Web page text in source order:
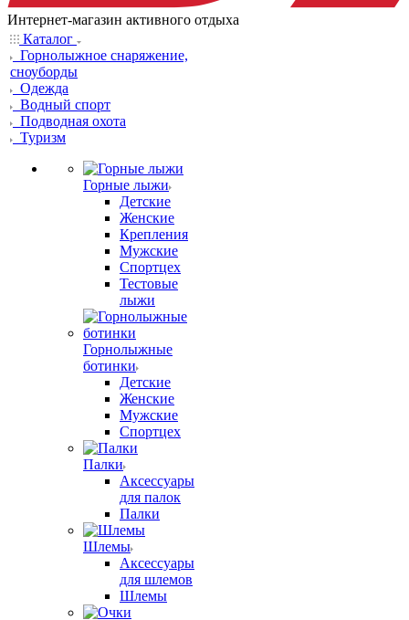
Интернет-магазин активного отдыха
Каталог
Горнолыжное снаряжение,
сноуборды
Одежда
Водный спорт
Подводная охота
Туризм
Горные лыжи
Детские
Женские
Крепления
Мужские
Спортцех
Тестовые
лыжи
Горнолыжные
ботинки
Детские
Женские
Мужские
Спортцех
Палки
Аксессуары
для палок
Палки
Шлемы
Аксессуары
для шлемов
Шлемы